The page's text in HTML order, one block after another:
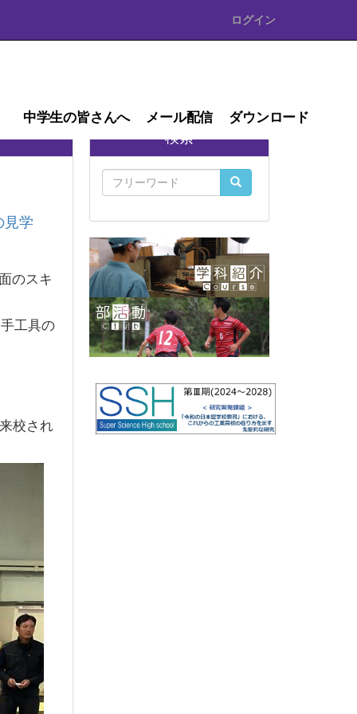
ログイン
中学生の皆さんへ メール配信 ダウンロード
学
のスキ
工具の
校され
検索